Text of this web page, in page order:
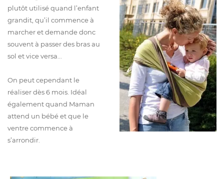
plutôt utilisé quand l’enfant
grandit, qu’il commence à
marcher et demande donc
souvent à passer des bras au
sol et vice versa...
On peut cependant le
réaliser dès 6 mois. Idéal
également quand Maman
attend un bébé et que le
ventre commence à
s’arrondir.